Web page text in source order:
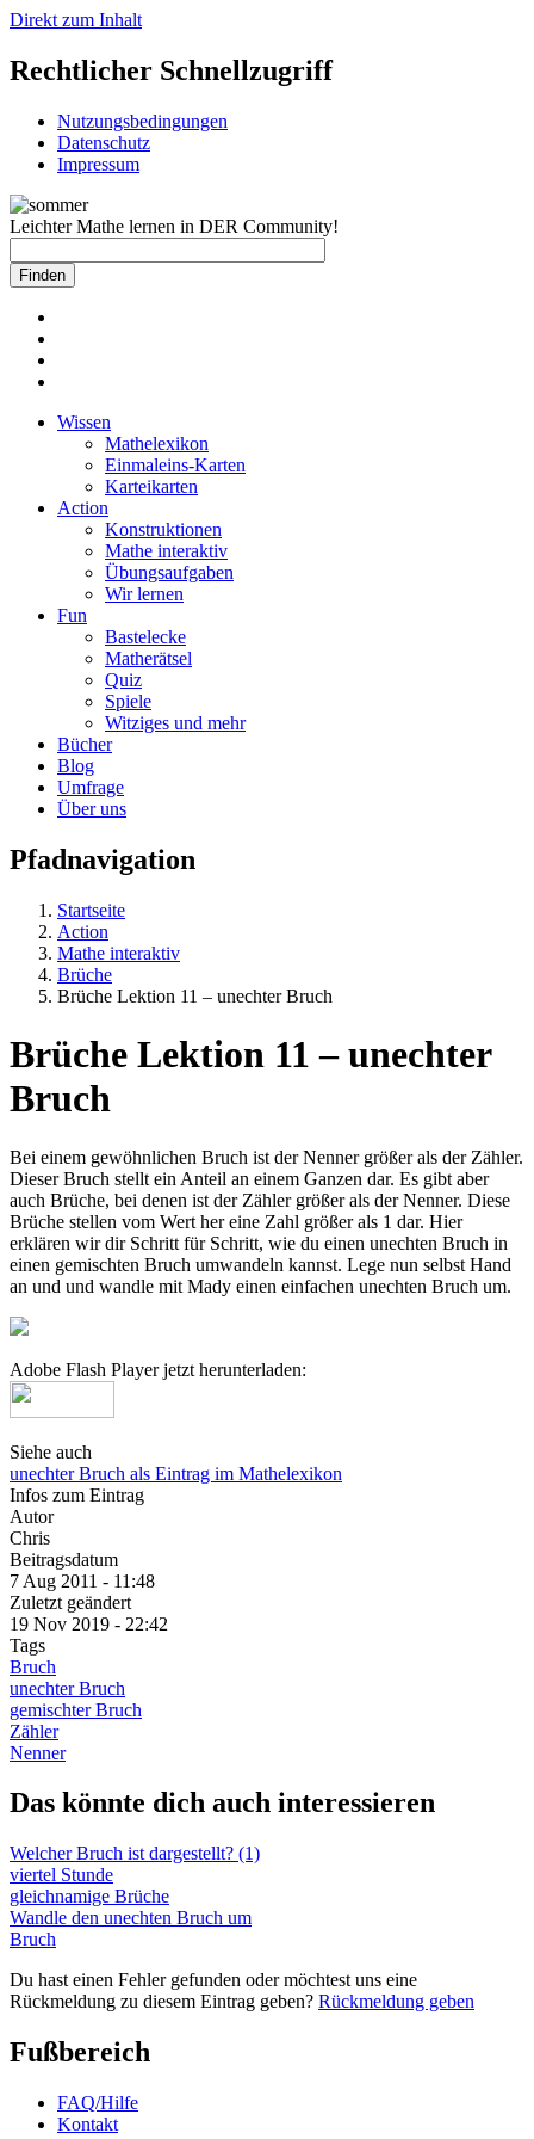
Direkt zum Inhalt
Rechtlicher Schnellzugriff
Nutzungsbedingungen
Datenschutz
Impressum
Leichter Mathe lernen in DER Community!
Wissen
Mathelexikon
Einmaleins-Karten
Karteikarten
Action
Konstruktionen
Mathe interaktiv
Übungsaufgaben
Wir lernen
Fun
Bastelecke
Matherätsel
Quiz
Spiele
Witziges und mehr
Bücher
Blog
Umfrage
Über uns
Pfadnavigation
Startseite
Action
Mathe interaktiv
Brüche
Brüche Lektion 11 – unechter Bruch
Brüche Lektion 11 – unechter
Bruch
Bei einem gewöhnlichen Bruch ist der Nenner größer als der Zähler.
Dieser Bruch stellt ein Anteil an einem Ganzen dar. Es gibt aber
auch Brüche, bei denen ist der Zähler größer als der Nenner. Diese
Brüche stellen vom Wert her eine Zahl größer als 1 dar. Hier
erklären wir dir Schritt für Schritt, wie du einen unechten Bruch in
einen gemischten Bruch umwandeln kannst. Lege nun selbst Hand
an und und wandle mit Mady einen einfachen unechten Bruch um.
Adobe Flash Player jetzt herunterladen:
Siehe auch
unechter Bruch als Eintrag im Mathelexikon
Infos zum Eintrag
Autor
Chris
Beitragsdatum
7 Aug 2011 - 11:48
Zuletzt geändert
19 Nov 2019 - 22:42
Tags
Bruch
unechter Bruch
gemischter Bruch
Zähler
Nenner
Das könnte dich auch interessieren
Welcher Bruch ist dargestellt? (1)
viertel Stunde
gleichnamige Brüche
Wandle den unechten Bruch um
Bruch
Du hast einen Fehler gefunden oder möchtest uns eine
Rückmeldung zu diesem Eintrag geben? Rückmeldung geben
Fußbereich
FAQ/Hilfe
Kontakt